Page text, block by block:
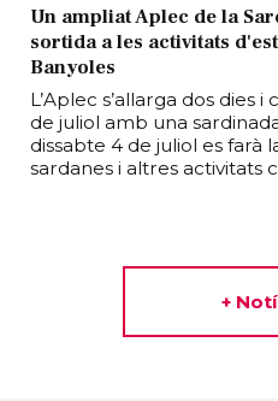
Un ampliat Aplec de la
sortida a les activitats
Banyoles
L’Aplec s’allarga dos dies
de juliol amb una
dissabte 4 de juliol es farà
sardanes i altres activitats
+